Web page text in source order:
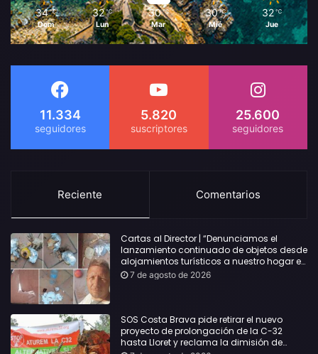
34 ℃
Dom
32 ℃
Lun
30 ℃
Mar
30 ℃
Mié
32 ℃
Jue
11.334 5.820 25.600
Reciente Comentarios
Cartas al Director | “Denunciamos el
lanzamiento continuado de objetos desde
alojamientos turísticos a nuestro hogar en
Lloret: Podría haber causado una
7 de agosto de 2026
SOS Costa Brava pide retirar el nuevo
proyecto de prolongación de la C-32
hasta Lloret y reclama la dimisión de